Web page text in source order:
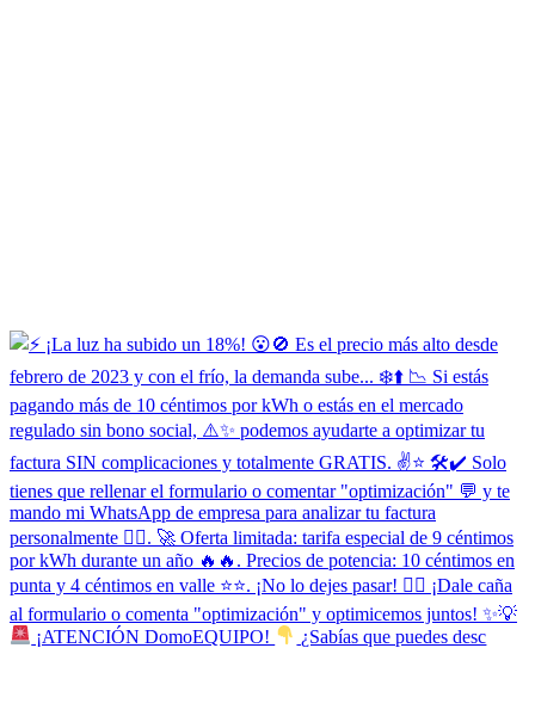
¡ATENCIÓN DomoEQUIPO! ¿Sabías que puedes desc